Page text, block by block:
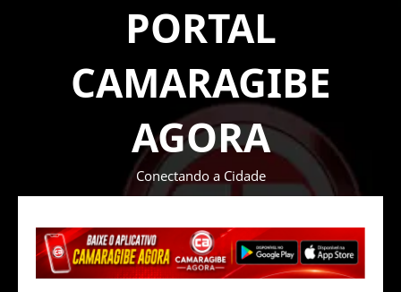
PORTAL
CAMARAGIBE
AGORA
Conectando a Cidade